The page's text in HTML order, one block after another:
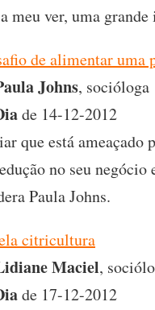
meu ver, uma
de alimentar uma
Johns, socióloga
de 14-12-2012
que está ameaçado
no seu
Paula Johns.
citricultura
Maciel,
de 17-12-2012